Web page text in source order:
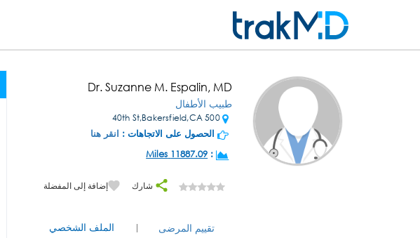
Dr. Suzanne M. Espalin, MD
طبيب الأطفال
500 40th St,Bakersfield,CA
الحصول على الاتجاهات : انقر هنا
:
11887.09 Miles
شارك إضافة إلى المفضلة
الملف الشخصي تقييم المرضى